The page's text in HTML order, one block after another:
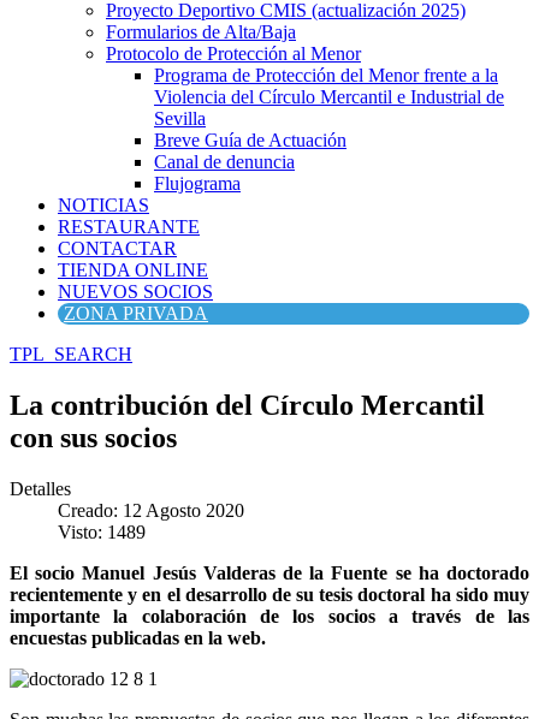
Proyecto Deportivo CMIS (actualización 2025)
Formularios de Alta/Baja
Protocolo de Protección al Menor
Programa de Protección del Menor frente a la
Violencia del Círculo Mercantil e Industrial de
Sevilla
Breve Guía de Actuación
Canal de denuncia
Flujograma
NOTICIAS
RESTAURANTE
CONTACTAR
TIENDA ONLINE
NUEVOS SOCIOS
ZONA PRIVADA
TPL_SEARCH
La contribución del Círculo Mercantil
con sus socios
Detalles
Creado: 12 Agosto 2020
Visto: 1489
El socio Manuel Jesús Valderas de la Fuente se ha doctorado
recientemente y en el desarrollo de su tesis doctoral ha sido muy
importante la colaboración de los socios a través de las
encuestas publicadas en la web.